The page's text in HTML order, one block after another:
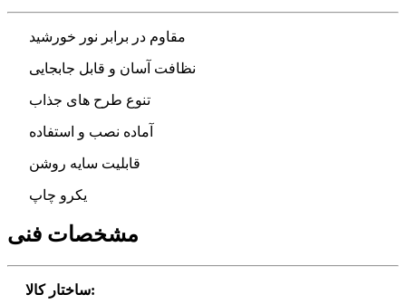
مقاوم در برابر نور خورشید
نظافت آسان و قابل جابجایی
تنوع طرح های جذاب
آماده نصب و استفاده
قابلیت سایه روشن
یکرو چاپ
مشخصات فنی
ساختار کالا: